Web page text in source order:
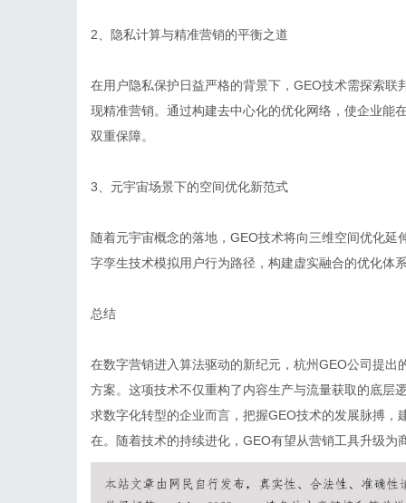
2、隐私计算与精准营销的平衡之道
在用户隐私保护日益严格的背景下，GEO技术需探索
现精准营销。通过构建去中心化的优化网络，使企业能
双重保障。
3、元宇宙场景下的空间优化新范式
随着元宇宙概念的落地，GEO技术将向三维空间优化
字孪生技术模拟用户行为路径，构建虚实融合的优化体
总结
在数字营销进入算法驱动的新纪元，杭州GEO公司提
方案。这项技术不仅重构了内容生产与流量获取的底层
求数字化转型的企业而言，把握GEO技术的发展脉搏
在。随着技术的持续进化，GEO有望从营销工具升级